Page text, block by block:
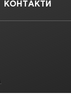
КОНТАКТИ